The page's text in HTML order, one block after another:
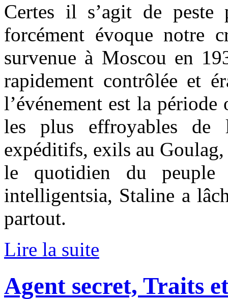
Certes il s’agit de peste
forcément évoque notre
survenue à Moscou en
rapidement contrôlée et
l’événement est la
les plus effroyables de
expéditifs, exils au Goulag,
le quotidien du
intelligentsia, Staline a
partout.
Lire la suite
Agent secret, Traits